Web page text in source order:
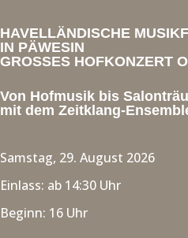
HAVELLÄNDISCHE
IN PÄWESIN
GROSSES HOFKONZERT
Von Hofmusik bis
mit dem Zeitklang-
Samstag, 29. August 2026
Einlass: ab 14:30 Uhr
Beginn: 16 Uhr